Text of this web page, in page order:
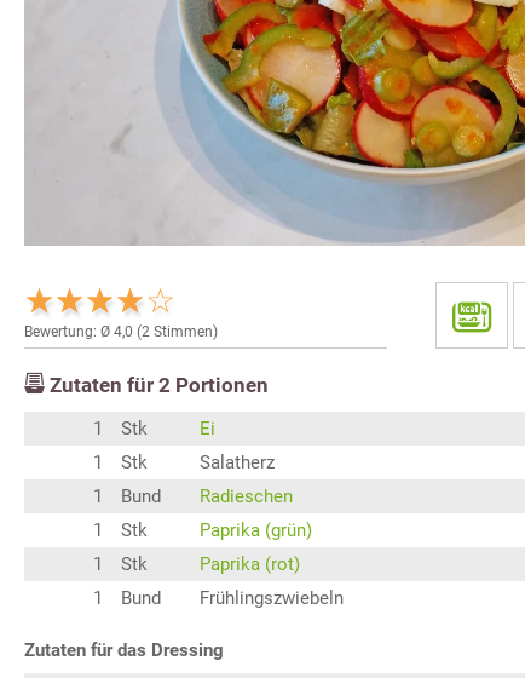
Bewertung: Ø 4,0 (2 Stimmen)
Zutaten für 2 Portionen
1 Stk
Ei
1
Stk
Salatherz
1
Bund
Radieschen
1
Stk
Paprika (grün)
1
Stk
Paprika (rot)
1
Bund Frühlingszwiebeln
Zutaten für das Dressing